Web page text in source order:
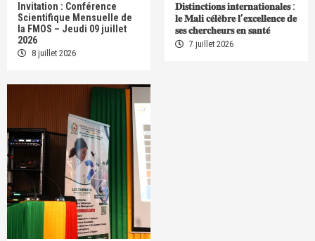
Invitation : Conférence
Scientifique Mensuelle de
la FMOS – Jeudi 09 juillet
2026
8 juillet 2026
𝐃𝐢𝐬𝐭𝐢𝐧𝐜𝐭𝐢𝐨𝐧𝐬 𝐢𝐧𝐭𝐞𝐫𝐧𝐚𝐭𝐢𝐨𝐧𝐚𝐥𝐞𝐬 :
𝐥𝐞 𝐌𝐚𝐥𝐢 𝐜𝐞́𝐥𝐞̀𝐛𝐫𝐞 𝐥’𝐞𝐱𝐜𝐞𝐥𝐥𝐞𝐧𝐜𝐞 𝐝𝐞
𝐬𝐞𝐬 𝐜𝐡𝐞𝐫𝐜𝐡𝐞𝐮𝐫𝐬 𝐞𝐧 𝐬𝐚𝐧𝐭𝐞́
7 juillet 2026